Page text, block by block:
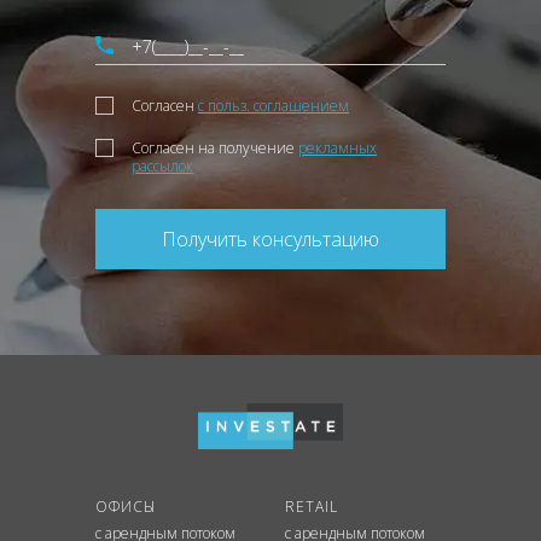
Согласен с польз. соглашением
Согласен на получение рекламных
рассылок
Получить консультацию
ОФИСЫ
с арендным потоком
RETAIL
с арендным потоком